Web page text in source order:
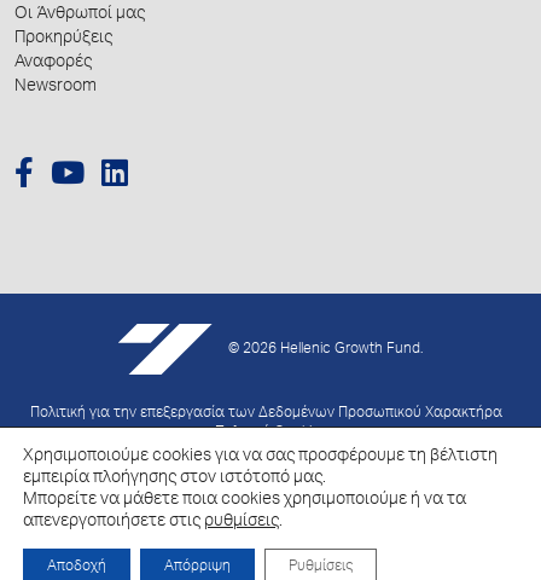
Οι Άνθρωποί μας
Προκηρύξεις
Αναφορές
Newsroom
© 2026 Hellenic Growth Fund.
Πολιτική για την επεξεργασία των Δεδομένων Προσωπικού Χαρακτήρα
Χρησιμοποιούμε cookies για να σας προσφέρουμε τη βέλτιστη
εμπειρία πλοήγησης στον ιστότοπό μας.
Μπορείτε να μάθετε ποια cookies χρησιμοποιούμε ή να τα
απενεργοποιήσετε στις ρυθμίσεις.
Αποδοχή Απόρριψη Ρυθμίσεις